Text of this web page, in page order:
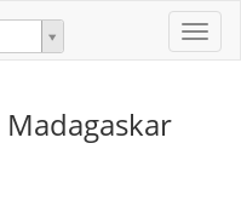
Toggle
Madagaskar